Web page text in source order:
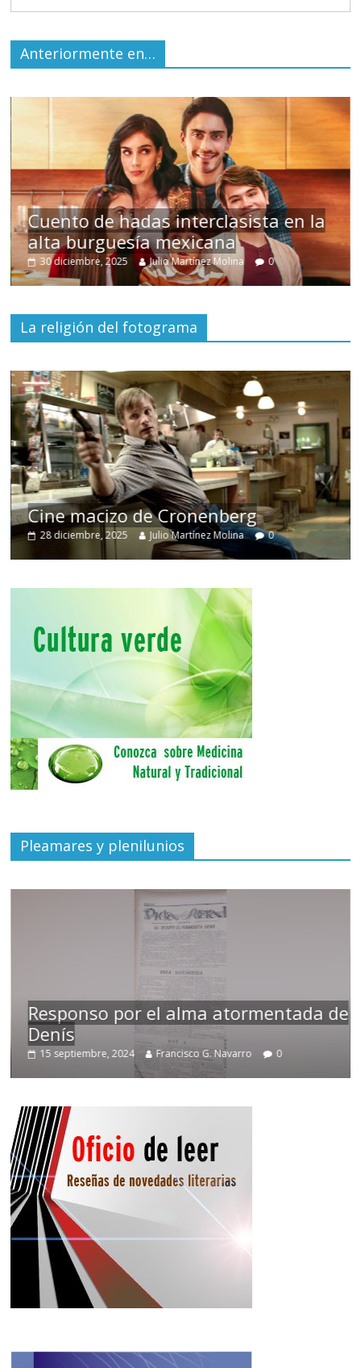
Anteriormente en…
Cuento de hadas interclasista en la
alta burguesía mexicana
30 diciembre, 2025 Julio Martínez Molina 0
La religión del fotograma
Cine macizo de Cronenberg
28 diciembre, 2025 Julio Martínez Molina 0
Pleamares y plenilunios
Responso por el alma atormentada de
Denís
15 septiembre, 2024 Francisco G. Navarro 0